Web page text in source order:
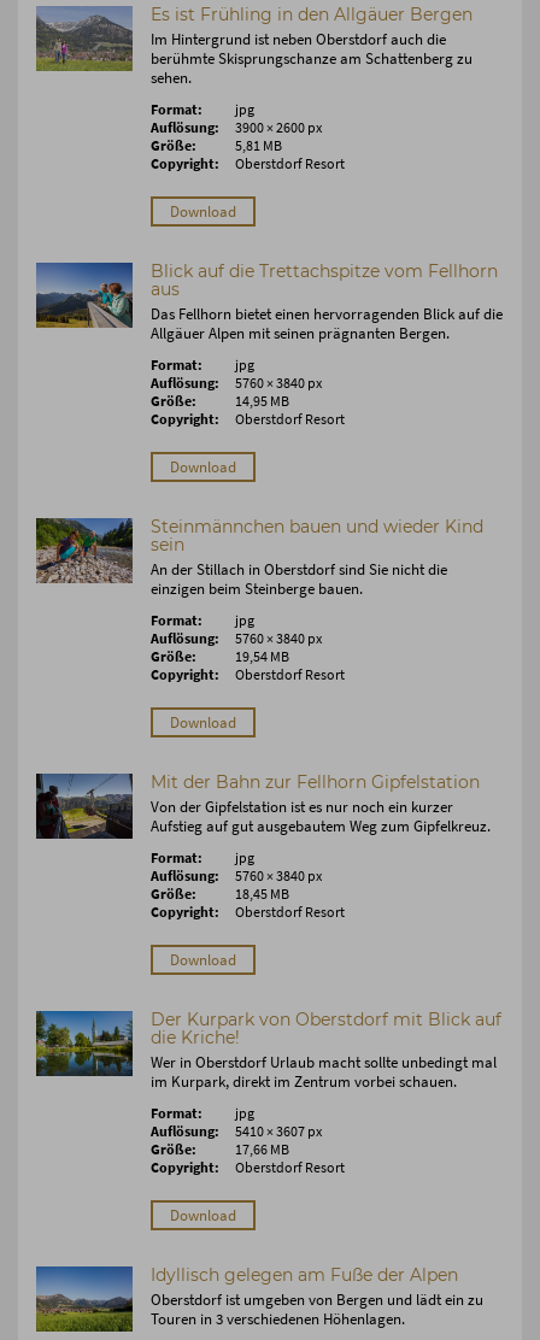
Es ist Frühling in den Allgäuer Bergen
Im Hintergrund ist neben Oberstdorf auch die
berühmte Skisprungschanze am Schattenberg zu
sehen.
Format:
jpg
Auflösung:
3900 × 2600 px
Größe:
5,81 MB
Copyright:
Oberstdorf Resort
Download
Blick auf die Trettachspitze vom Fellhorn
aus
Das Fellhorn bietet einen hervorragenden Blick auf die
Allgäuer Alpen mit seinen prägnanten Bergen.
Format:
jpg
Auflösung:
5760 × 3840 px
Größe:
14,95 MB
Copyright:
Oberstdorf Resort
Download
Steinmännchen bauen und wieder Kind
sein
An der Stillach in Oberstdorf sind Sie nicht die
einzigen beim Steinberge bauen.
Format:
jpg
Auflösung:
5760 × 3840 px
Größe:
19,54 MB
Copyright:
Oberstdorf Resort
Download
Mit der Bahn zur Fellhorn Gipfelstation
Von der Gipfelstation ist es nur noch ein kurzer
Aufstieg auf gut ausgebautem Weg zum Gipfelkreuz.
Format:
jpg
Auflösung:
5760 × 3840 px
Größe:
18,45 MB
Copyright:
Oberstdorf Resort
Download
Der Kurpark von Oberstdorf mit Blick auf
die Kriche!
Wer in Oberstdorf Urlaub macht sollte unbedingt mal
im Kurpark, direkt im Zentrum vorbei schauen.
Format:
jpg
Auflösung:
5410 × 3607 px
Größe:
17,66 MB
Copyright:
Oberstdorf Resort
Download
Idyllisch gelegen am Fuße der Alpen
Oberstdorf ist umgeben von Bergen und lädt ein zu
Touren in 3 verschiedenen Höhenlagen.